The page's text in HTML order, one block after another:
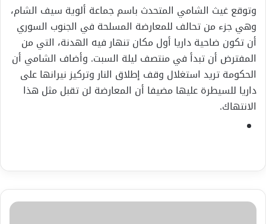
وتوقع غيث الشامي المتحدث باسم جماعة ألوية سيف الشام،
وهي جزء من تحالف للمعارضة المسلحة في الجنوب السوري
أن تكون ضاحية داريا أول مكان تنهار فيه الهدنة، التي من
المفترض أن تبدأ في منتصف ليلة السبت. وأضاف الشامي أن
الحكومة تريد استغلال وقف إطلاق النار وتركيز نيرانها على
داريا للسيطرة عليها مضيفا أن المعارضة لن تقبل مثل هذا
الانتهاك.
النافع